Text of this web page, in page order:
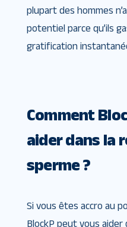
plupart des hommes
potentiel parce qu’ils
gratification
Comment
aider dans la
sperme ?
Si vous êtes accro au
BlockP peut vous